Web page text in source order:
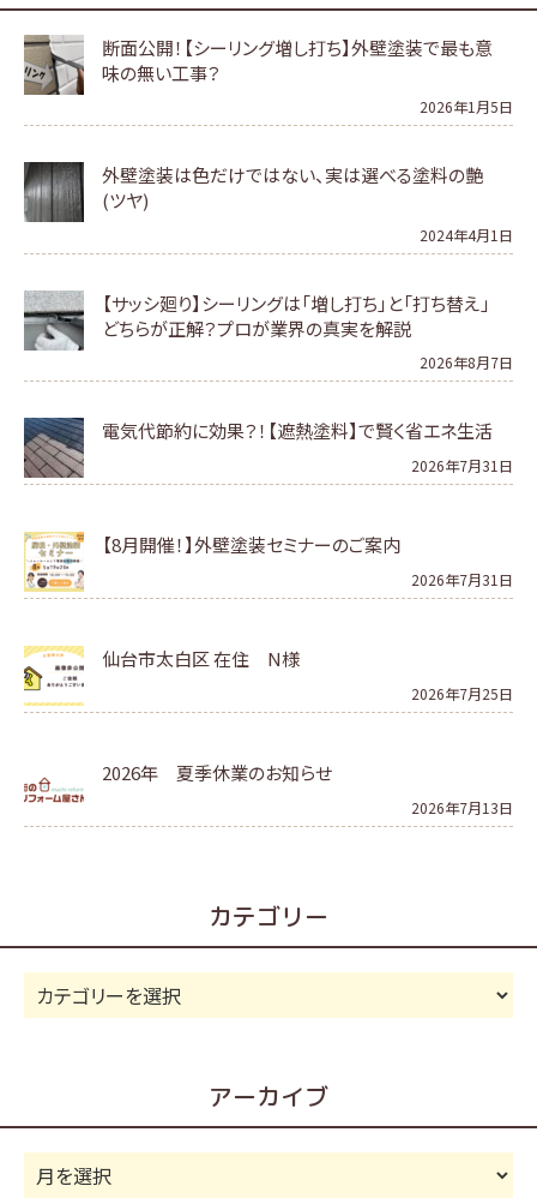
断面公開！【シーリング増し打ち】外壁塗装で最も意
味の無い工事？
2026年1月5日
外壁塗装は色だけではない、実は選べる塗料の艶
(ツヤ)
2024年4月1日
【サッシ廻り】シーリングは「増し打ち」と「打ち替え」
どちらが正解？プロが業界の真実を解説
2026年8月7日
電気代節約に効果？！【遮熱塗料】で賢く省エネ生活
2026年7月31日
【8月開催！】外壁塗装セミナーのご案内
2026年7月31日
仙台市太白区 在住 N様
2026年7月25日
2026年 夏季休業のお知らせ
2026年7月13日
カテゴリー
カ
テ
アーカイブ